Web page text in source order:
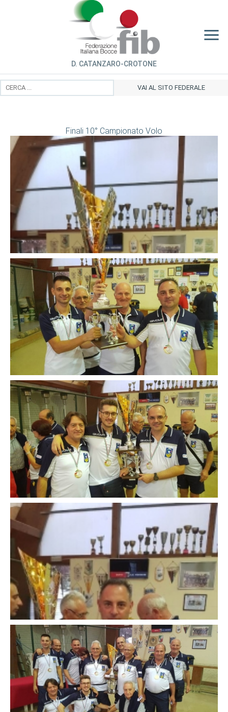
D. CATANZARO-CROTONE
VAI AL SITO FEDERALE
Finali 10° Campionato Volo